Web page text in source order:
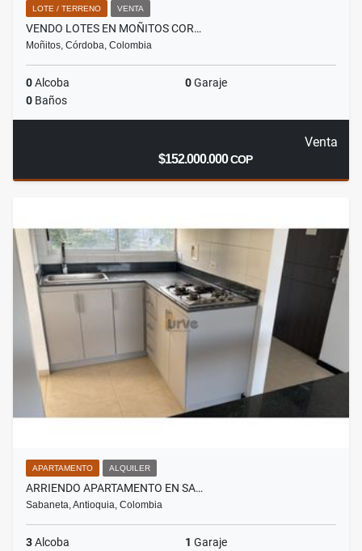
LOTE / TERRENO VENTA
VENDO LOTES EN MOÑITOS COR…
Moñitos, Córdoba, Colombia
0Alcoba 0Garaje
0 Baños
Venta
$152.000.000COP
APARTAMENTO ALQUILER
ARRIENDO APARTAMENTO EN SA…
Sabaneta, Antioquia, Colombia
3Alcoba 1 Garaje